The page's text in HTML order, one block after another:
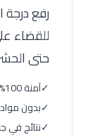
للقضاء
حتى
✓آمنة 100% على الأثاث
✓بدون
✓نتائج في